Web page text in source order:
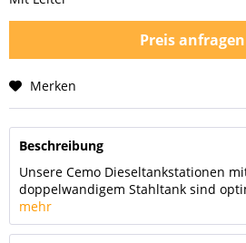
Preis anfragen
Preis anfragen
Merken
Beschreibung
Unsere Cemo Dieseltankstationen
doppelwandigem Stahltank sind
mehr